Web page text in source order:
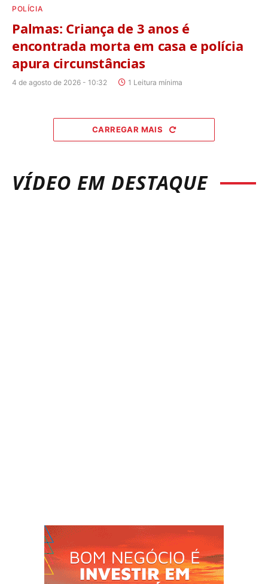
POLÍCIA
Palmas: Criança de 3 anos é
encontrada morta em casa e polícia
apura circunstâncias
4 de agosto de 2026 - 10:32 1 Leitura mínima
CARREGAR MAIS
VÍDEO EM DESTAQUE